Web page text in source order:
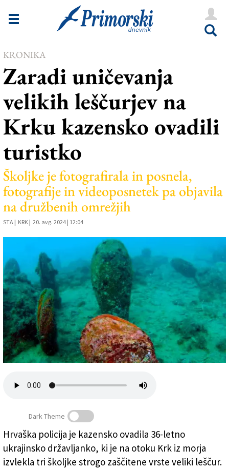
Novice
Goriška
Kultura
Šport
Še
V Kioskih
Uredništvo
Oglasi
Zadruga PD
Naročnine
KRONIKA
Zaradi uničevanja
velikih leščurjev na
Krku kazensko ovadili
turistko
Školjke je fotografirala in posnela,
fotografije in videoposnetek pa objavila
na družbenih omrežjih
STA | KRK | 20. avg. 2024 | 12:04
Primerki velikega leščurja na morskem dnu v Tržaškem
zalivu (MIRAMARSKI REZERVAT)
Dark Theme
Hrvaška policija je kazensko ovadila 36-letno
ukrajinsko državljanko, ki je na otoku Krk iz morja
izvlekla tri školjke strogo zaščitene vrste veliki leščur.